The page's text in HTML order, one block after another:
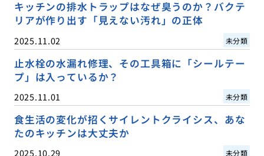
キッチンの排水トラップはなぜ臭うのか？バクテ
リアが作り出す「見えない汚れ」の正体
2025.11.02 未分類
止水栓の水漏れ修理、その工具箱に「シールテー
プ」は入っているか？
2025.11.01 未分類
食生活の変化が招くサイレントクライシス、あな
たのキッチンは大丈夫か
2025.10.29 未分類